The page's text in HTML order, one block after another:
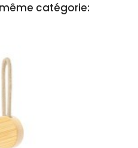
catégorie: